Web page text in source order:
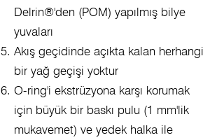
Delrin®'den (POM) yapılmış bilye
yuvaları
Akış geçidinde açıkta kalan herhangi
bir yağ geçişi yoktur
O-ring'i ekstrüzyona karşı korumak
için büyük bir baskı pulu (1 mm'lik
mukavemet) ve yedek halka ile